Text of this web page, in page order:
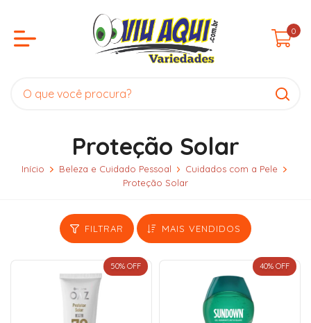
0
Proteção Solar
Início Beleza e Cuidado Pessoal
Cuidados com a Pele
Proteção Solar
FILTRAR MAIS VENDIDOS
50% OFF 40% OFF